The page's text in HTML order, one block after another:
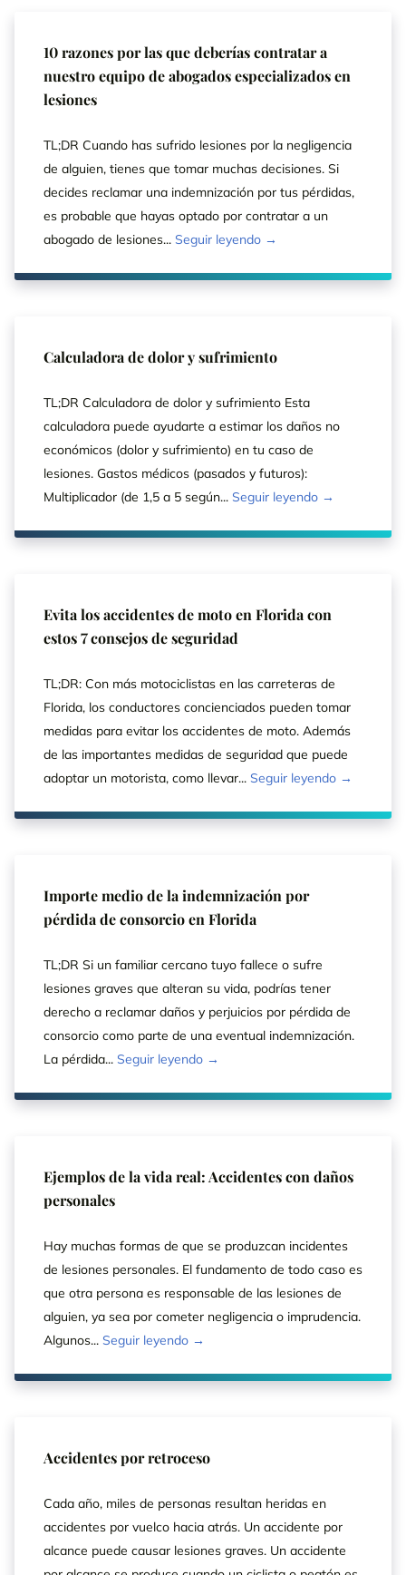
10 razones por las que deberías contratar a
nuestro equipo de abogados especializados en
lesiones
TL;DR Cuando has sufrido lesiones por la negligencia
de alguien, tienes que tomar muchas decisiones. Si
decides reclamar una indemnización por tus pérdidas,
es probable que hayas optado por contratar a un
abogado de lesiones... Seguir leyendo →
Calculadora de dolor y sufrimiento
TL;DR Calculadora de dolor y sufrimiento Esta
calculadora puede ayudarte a estimar los daños no
económicos (dolor y sufrimiento) en tu caso de
lesiones. Gastos médicos (pasados y futuros):
Multiplicador (de 1,5 a 5 según... Seguir leyendo →
Evita los accidentes de moto en Florida con
estos 7 consejos de seguridad
TL;DR: Con más motociclistas en las carreteras de
Florida, los conductores concienciados pueden tomar
medidas para evitar los accidentes de moto. Además
de las importantes medidas de seguridad que puede
adoptar un motorista, como llevar... Seguir leyendo →
Importe medio de la indemnización por
pérdida de consorcio en Florida
TL;DR Si un familiar cercano tuyo fallece o sufre
lesiones graves que alteran su vida, podrías tener
derecho a reclamar daños y perjuicios por pérdida de
consorcio como parte de una eventual indemnización.
La pérdida... Seguir leyendo →
Ejemplos de la vida real: Accidentes con daños
personales
Hay muchas formas de que se produzcan incidentes
de lesiones personales. El fundamento de todo caso es
que otra persona es responsable de las lesiones de
alguien, ya sea por cometer negligencia o imprudencia.
Algunos... Seguir leyendo →
Accidentes por retroceso
Cada año, miles de personas resultan heridas en
accidentes por vuelco hacia atrás. Un accidente por
alcance puede causar lesiones graves. Un accidente